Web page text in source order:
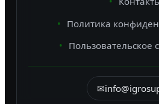
Политика
Пользовательское
✉